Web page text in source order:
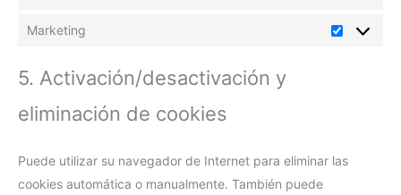
Marketing
5. Activación/desactivación y
eliminación de cookies
Puede utilizar su navegador de Internet para eliminar las
cookies automática o manualmente. También puede